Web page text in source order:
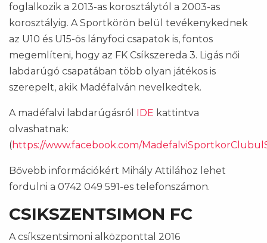
foglalkozik a 2013-as korosztálytól a 2003-as
korosztályig. A Sportkörön belül tevékenykednek
az U10 és U15-ös lányfoci csapatok is, fontos
megemlíteni, hogy az FK Csíkszereda 3. Ligás női
labdarúgó csapatában több olyan játékos is
szerepelt, akik Madéfalván nevelkedtek.
A madéfalvi labdarúgásról IDE kattintva
olvashatnak:
(https://www.facebook.com/
Bővebb információkért Mihály Attilához lehet
fordulni a 0742 049 591-es telefonszámon.
CSIKSZENTSIMON FC
A csíkszentsimoni alközponttal 2016